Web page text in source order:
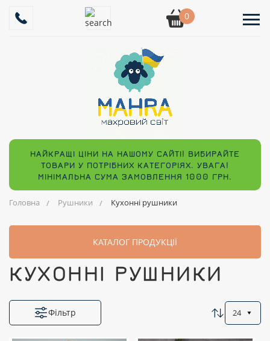
0
НАЙКРАЩІ ЦІНИ НА НАШОМУ САЙТІ! ВИБИРАЙТЕ
ТОВАРИ У ПОТРІБНИХ КАТЕГОРІЯХ. УВАГА!
МІНІМАЛЬНА СУМА ЗАМОВЛЕННЯ 1000 ГРН.
Головна Рушники Кухонні рушники
КАТАЛОГ ПРОДУКЦІЇ
КУХОННІ РУШНИКИ
Фільтр 24